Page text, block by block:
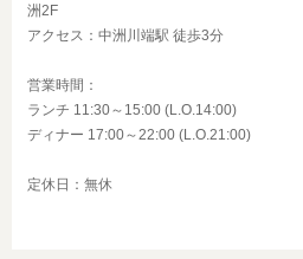
洲2F
アクセス：中洲川端駅 徒歩3分
営業時間：
ランチ 11:30～15:00 (L.O.14:00)
ディナー 17:00～22:00 (L.O.21:00)
定休日：無休